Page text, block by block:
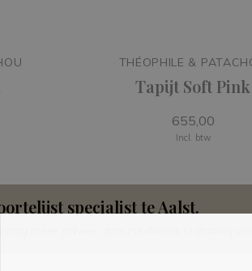
THÉOPHILE &
Tapijt Soft Pink
655,00
Incl. btw
specialist te Aalst.